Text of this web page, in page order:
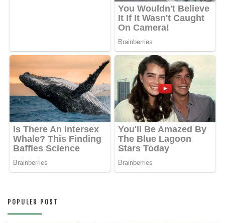
POPULER POST